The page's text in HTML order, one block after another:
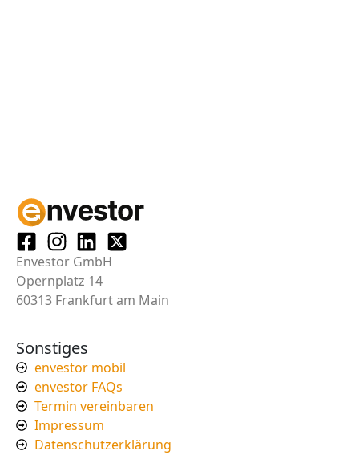
Envestor GmbH
Opernplatz 14
60313 Frankfurt am Main
Sonstiges
envestor mobil
envestor FAQs
Termin vereinbaren
Impressum
Datenschutzerklärung